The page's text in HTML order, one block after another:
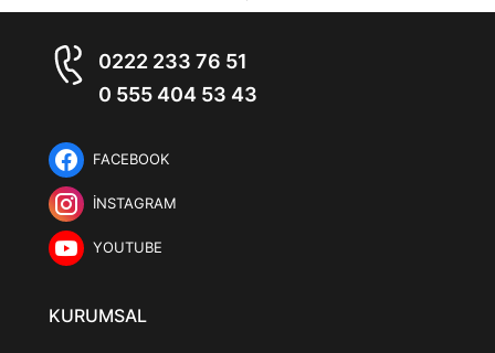
0222 233 76 51
0 555 404 53 43
FACEBOOK
İNSTAGRAM
YOUTUBE
KURUMSAL